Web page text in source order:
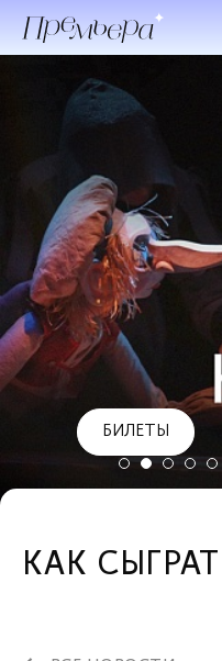
БИЛЕТЫ
КАК